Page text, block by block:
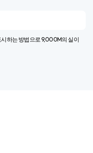
시하는 방법으로 9,000M의 실이